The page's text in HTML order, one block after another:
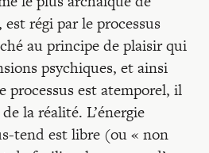
est régi par le processus
au principe de plaisir qui
psychiques, et ainsi
processus est atemporel, il
la réalité. L’énergie
tend est libre (ou « non